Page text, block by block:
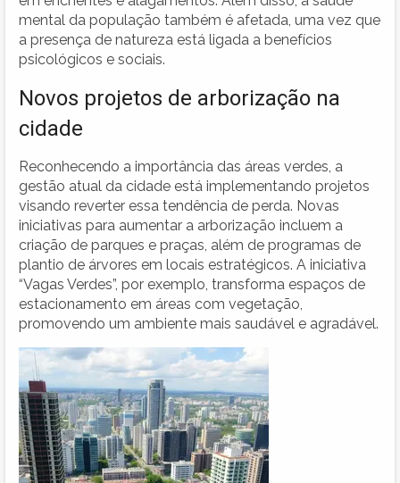
mental da população também é afetada, uma vez que
a presença de natureza está ligada a benefícios
psicológicos e sociais.
Novos projetos de arborização na
cidade
Reconhecendo a importância das áreas verdes, a
gestão atual da cidade está implementando projetos
visando reverter essa tendência de perda. Novas
iniciativas para aumentar a arborização incluem a
criação de parques e praças, além de programas de
plantio de árvores em locais estratégicos. A iniciativa
“Vagas Verdes”, por exemplo, transforma espaços de
estacionamento em áreas com vegetação,
promovendo um ambiente mais saudável e agradável.